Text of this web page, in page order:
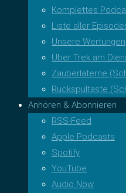
Komplettes
Liste aller
Unsere Wertungen
Über Trek am
Zauberlaterne
Rückspultaste
Anhören & Abonnieren
RSS-Feed
Apple Podcasts
Spotify
YouTube
Audio Now